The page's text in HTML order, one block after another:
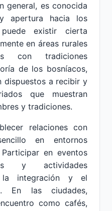
general, es conocida
apertura hacia los
existir cierta
en áreas rurales
con tradiciones
de los bosníacos,
dispuestos a recibir y
que muestran
y tradiciones.
relaciones con
en entornos
en eventos
y actividades
la integración y el
En las ciudades,
como cafés,